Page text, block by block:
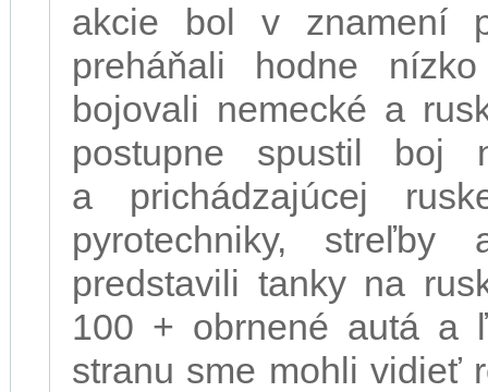
akcie bol v znamení
preháňali hodne
bojovali nemecké a
postupne spustil boj
a prichádzajúcej
pyrotechniky,
predstavili tanky na
100 + obrnené autá a
stranu sme mohli vidieť